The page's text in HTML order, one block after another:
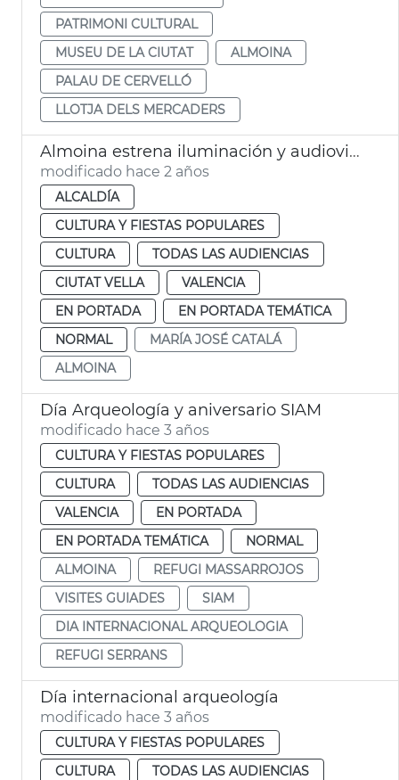
PATRIMONI CULTURAL
MUSEU DE LA CIUTAT
ALMOINA
PALAU DE CERVELLÓ
LLOTJA DELS MERCADERS
Almoina estrena iluminación y audiovisuales
modificado hace 2 años
ALCALDÍA
CULTURA Y FIESTAS POPULARES
CULTURA
TODAS LAS AUDIENCIAS
CIUTAT VELLA
VALENCIA
EN PORTADA
EN PORTADA TEMÁTICA
NORMAL
MARÍA JOSÉ CATALÁ
ALMOINA
Día Arqueología y aniversario SIAM
modificado hace 3 años
CULTURA Y FIESTAS POPULARES
CULTURA
TODAS LAS AUDIENCIAS
VALENCIA
EN PORTADA
EN PORTADA TEMÁTICA
NORMAL
ALMOINA
REFUGI MASSARROJOS
VISITES GUIADES
SIAM
DIA INTERNACIONAL ARQUEOLOGIA
REFUGI SERRANS
Día internacional arqueología
modificado hace 3 años
CULTURA Y FIESTAS POPULARES
CULTURA
TODAS LAS AUDIENCIAS